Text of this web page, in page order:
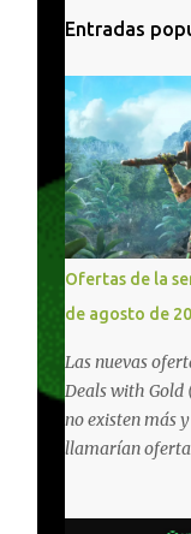
Entradas
Ofertas de la
de agosto de
Las nuevas
Deals with Gold
no existen más
llamarían